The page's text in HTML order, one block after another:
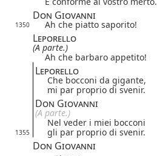
Don Giovanni
1350 Ah che piatto saporito!
Leporello
(A parte.)
Ah che barbaro appetito!
Leporello
Che bocconi da gigante,
mi par proprio di svenir.
Don Giovanni
(A parte.)
Nel veder i miei bocconi
1355 gli par proprio di svenir.
Don Giovanni